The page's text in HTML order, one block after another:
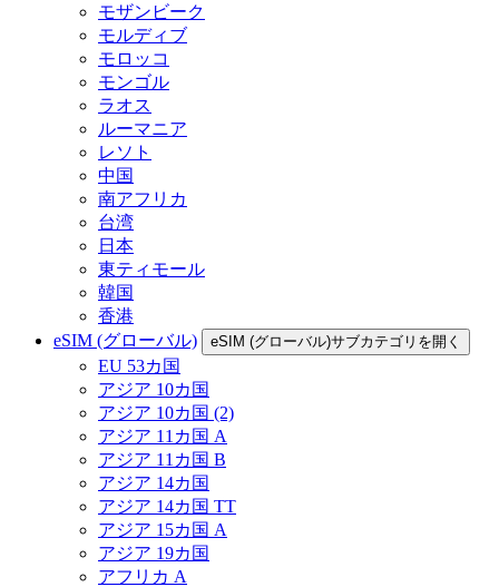
モザンビーク
モルディブ
モロッコ
モンゴル
ラオス
ルーマニア
レソト
中国
南アフリカ
台湾
日本
東ティモール
韓国
香港
eSIM (グローバル)
eSIM (グローバル)サブカテゴリを開く
EU 53カ国
アジア 10カ国
アジア 10カ国 (2)
アジア 11カ国 A
アジア 11カ国 B
アジア 14カ国
アジア 14カ国 TT
アジア 15カ国 A
アジア 19カ国
アフリカ A